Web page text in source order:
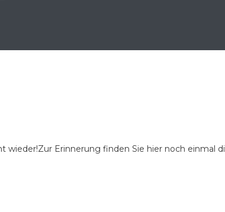
wieder!Zur Erinnerung finden Sie hier noch einmal